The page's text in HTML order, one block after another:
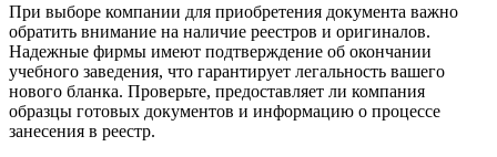
При выборе компании для приобретения документа важно
обратить внимание на наличие реестров и оригиналов.
Надежные фирмы имеют подтверждение об окончании
учебного заведения, что гарантирует легальность вашего
нового бланка. Проверьте, предоставляет ли компания
образцы готовых документов и информацию о процессе
занесения в реестр.